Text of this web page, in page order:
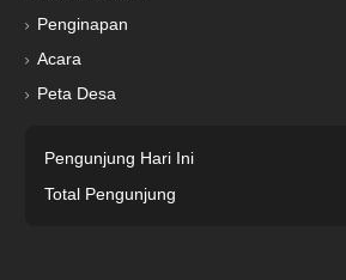
Penginapan
Acara
Peta Desa
Pengunjung Hari Ini
Total Pengunjung